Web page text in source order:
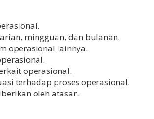
mingguan, dan bulanan.
operasional lainnya.
operasional.
terhadap proses operasional.
oleh atasan.